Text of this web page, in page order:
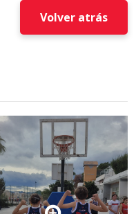
Volver atrás